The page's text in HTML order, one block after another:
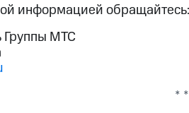
информацией обращайтесь:
Группы МТС
*